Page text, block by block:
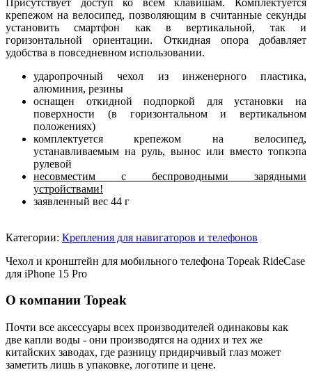
крепежом на велосипед, позволяющим в считанные секунды
установить смартфон как в вертикальной, так и
горизонтальной ориентации. Откидная опора добавляет
удобства в повседневном использовании.
ударопрочный чехол из инженерного пластика,
алюминия, резины
оснащен откидной подпоркой для установки на
поверхности (в горизонтальном и вертикальном
положениях)
комплектуется крепежом на велосипед,
устанавливаемым на руль, вынос или вместо топкэпа
рулевой
несовместим с беспроводными зарядными
устройствами!
заявленный вес 44 г
Категории: Крепления для навигаторов и телефонов
Чехол и кронштейн для мобильного телефона Topeak RideCase
для iPhone 15 Pro
О компании Topeak
Почти все аксессуары всех производителей одинаковы как
две капли воды - они производятся на одних и тех же
китайских заводах, где разницу придирчивый глаз может
заметить лишь в упаковке, логотипе и цене.